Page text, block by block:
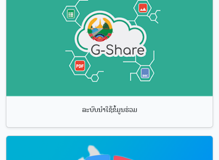
ລະບົບນຳໃຊ້ຂໍ້ມູນຮ່ວມ